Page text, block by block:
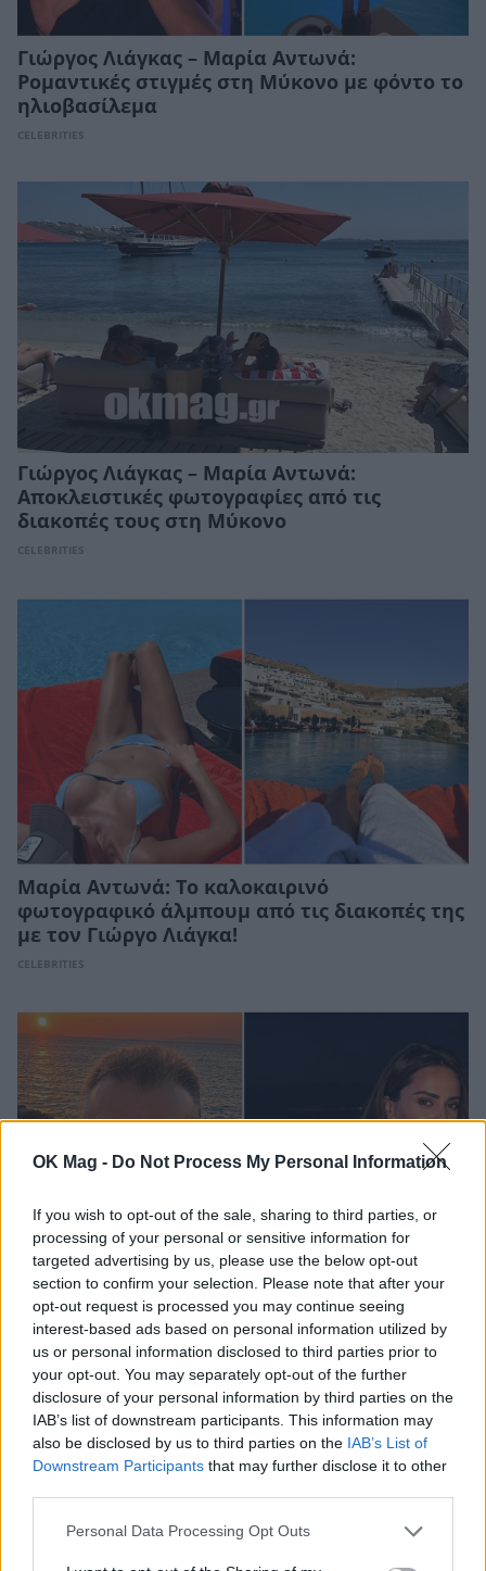
OK Mag - Do Not Process My Personal Information
If you wish to opt-out of the sale, sharing to third parties, or
processing of your personal or sensitive information for
targeted advertising by us, please use the below opt-out
section to confirm your selection. Please note that after your
opt-out request is processed you may continue seeing
interest-based ads based on personal information utilized by
us or personal information disclosed to third parties prior to
your opt-out. You may separately opt-out of the further
disclosure of your personal information by third parties on the
IAB’s list of downstream participants. This information may
also be disclosed by us to third parties on the IAB’s List of
Downstream Participants that may further disclose it to other
Personal Data Processing Opt Outs
Γιώργος Λιάγκας – Μαρία Αντωνά:
Ρομαντικές στιγμές στη Μύκονο με φόντο το
ηλιοβασίλεμα
CELEBRITIES
Γιώργος Λιάγκας – Μαρία Αντωνά:
Αποκλειστικές φωτογραφίες από τις
διακοπές τους στη Μύκονο
CELEBRITIES
Μαρία Αντωνά: Το καλοκαιρινό
φωτογραφικό άλμπουμ από τις διακοπές της
με τον Γιώργο Λιάγκα!
CELEBRITIES
Γιώργος Λιάγκας – Μαρία Αντωνά: Βραδινή
έξοδος με φίλους στη Μύκονο!
CELEBRITIES
ΔΕΙΤΕ ΑΚΟΜΑ